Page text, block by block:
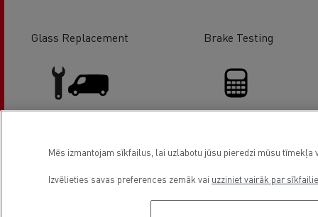
Glass Replacement Brake Testing
Light Commercial Vehicles
Service and Repair
Financing
Mēs izmantojam sīkfailus, lai uzlabotu jūsu pieredzi mūsu
Izvēlieties savas preferences zemāk vai uzziniet vairāk par